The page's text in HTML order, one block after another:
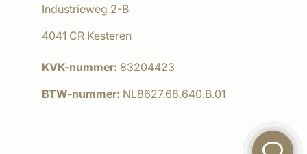
Industrieweg 2-B
4041 CR Kesteren
KVK-nummer: 83204423
BTW-nummer: NL8627.68.640.B.01